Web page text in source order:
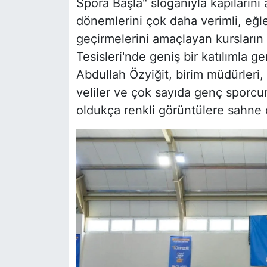
Spora Başla" sloganıyla
dönemlerini çok daha verimli,
geçirmelerini amaçlayan
Tesisleri'nde geniş bir katılımla
Abdullah Özyiğit, birim
veliler ve çok sayıda genç
oldukça renkli görüntülere sahne